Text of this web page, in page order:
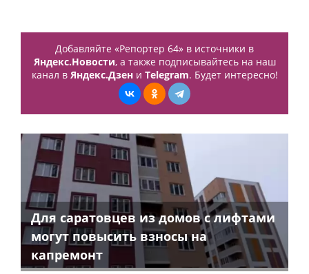
Добавляйте «Репортер 64» в источники в
Яндекс.Новости, а также подписывайтесь на наш
канал в Яндекс.Дзени Telegram. Будет интересно!
Для саратовцев из домов с лифтами
могут повысить взносы на
капремонт